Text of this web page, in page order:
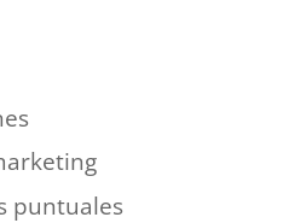
puntuales